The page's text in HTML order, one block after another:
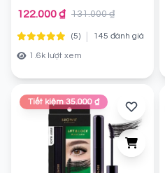
Judydoll Blush Powder
122.000 ₫ 131.000 ₫
(5) 145 đánh giá
1.6k lượt xem
Tiết kiệm 35.000 ₫